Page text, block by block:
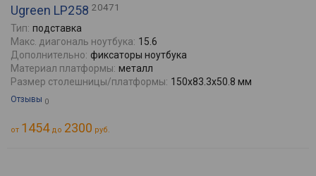
Ugreen LP258 20471
Тип: подставка
Макс. диагональ ноутбука: 15.6
Дополнительно: фиксаторы ноутбука
Материал платформы: металл
Размер столешницы/платформы: 150х83.3х50.8 мм
Отзывы 0
от 1454до 2300 руб.